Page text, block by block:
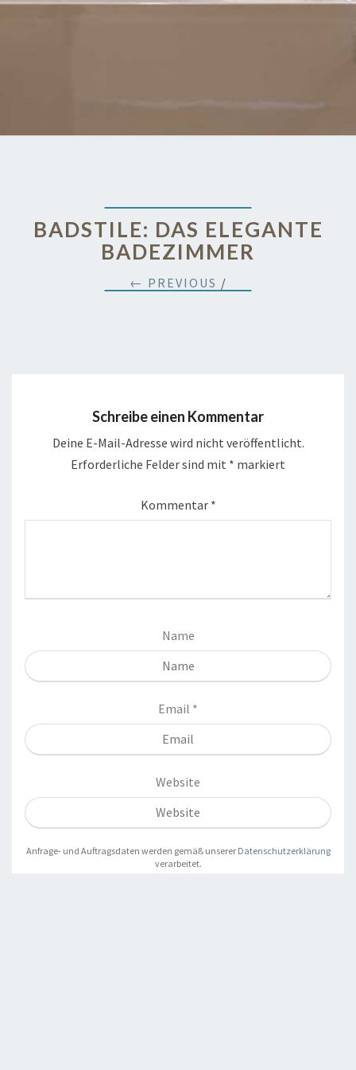
BADSTILE: DAS ELEGANTE
BADEZIMMER
← PREVIOUS /
Schreibe einen Kommentar
Deine E-Mail-Adresse wird nicht veröffentlicht.
Erforderliche Felder sind mit * markiert
Kommentar *
Name
Email *
Website
Anfrage- und Auftragsdaten werden gemäß unserer Datenschutzerklärung
verarbeitet.